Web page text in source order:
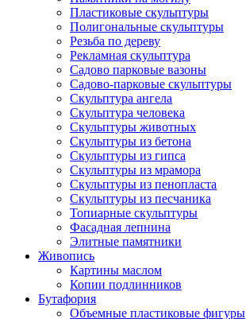
Пластиковые скульптуры
Полигональные скульптуры
Резьба по дереву
Рекламная скульптура
Садово парковые вазоны
Садово-парковые скульптуры
Скульптура ангела
Скульптура человека
Скульптуры животных
Скульптуры из бетона
Скульптуры из гипса
Скульптуры из мрамора
Скульптуры из пенопласта
Скульптуры из песчаника
Топиарные скульптуры
Фасадная лепнина
Элитные памятники
Живопись
Картины маслом
Копии подлинников
Бутафория
Объемные пластиковые фигуры